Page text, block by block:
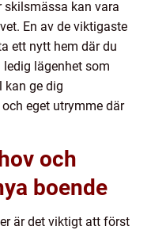
skilsmässa kan vara
En av de viktigaste
ett nytt hem där du
lägenhet som
kan ge dig
eget utrymme där
och
boende
är det viktigt att först